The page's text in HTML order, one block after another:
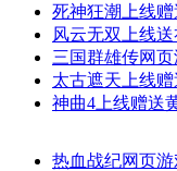
死神狂潮 上线
风云无双 上线
三国群雄传网
太古遮天 上线
神曲4 上线赠送
热血战纪网页